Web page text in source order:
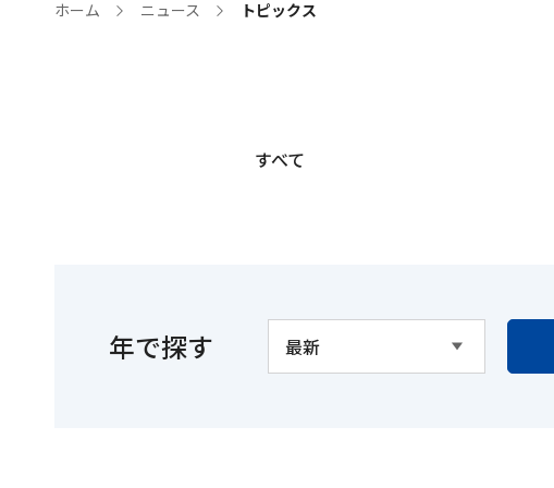
ホーム ニュース トピックス
すべて
年で探す